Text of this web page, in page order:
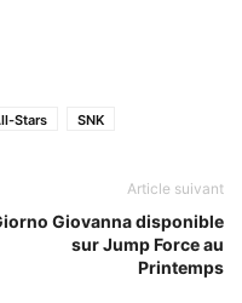
Stars SNK
Article suivant
Giovanna disponible
sur Jump Force au
Printemps